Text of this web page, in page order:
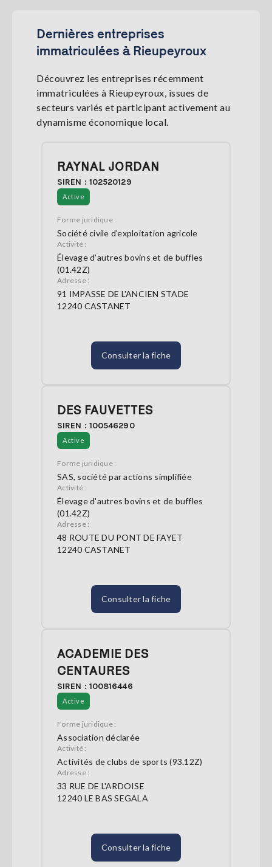
Dernières entreprises
immatriculées à Rieupeyroux
Découvrez les entreprises récemment
immatriculées à Rieupeyroux, issues de
secteurs variés et participant activement au
dynamisme économique local.
RAYNAL JORDAN
SIREN : 102520129
Active
Forme juridique :
Société civile d'exploitation agricole
Activité :
Élevage d'autres bovins et de buffles
(01.42Z)
Adresse :
91 IMPASSE DE L'ANCIEN STADE
12240 CASTANET
Consulter la fiche
DES FAUVETTES
SIREN : 100546290
Active
Forme juridique :
SAS, société par actions simplifiée
Activité :
Élevage d'autres bovins et de buffles
(01.42Z)
Adresse :
48 ROUTE DU PONT DE FAYET
12240 CASTANET
Consulter la fiche
ACADEMIE DES
CENTAURES
SIREN : 100816446
Active
Forme juridique :
Association déclarée
Activité :
Activités de clubs de sports (93.12Z)
Adresse :
33 RUE DE L'ARDOISE
12240 LE BAS SEGALA
Consulter la fiche